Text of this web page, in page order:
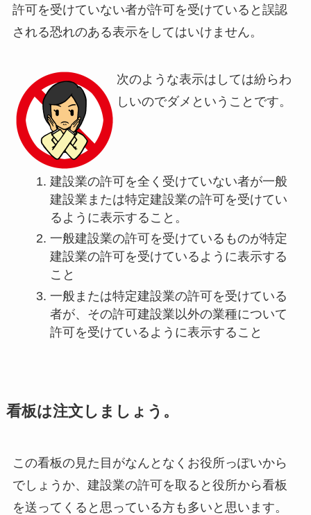
許可を受けていない者が許可を受けていると誤認
される恐れのある表示をしてはいけません。
次のような表示はしては紛らわ
しいのでダメということです。
建設業の許可を全く受けていない者が一般
建設業または特定建設業の許可を受けてい
るように表示すること。
一般建設業の許可を受けているものが特定
建設業の許可を受けているように表示する
こと
一般または特定建設業の許可を受けている
者が、その許可建設業以外の業種について
許可を受けているように表示すること
看板は注文しましょう。
この看板の見た目がなんとなくお役所っぽいから
でしょうか、建設業の許可を取ると役所から看板
を送ってくると思っている方も多いと思います。